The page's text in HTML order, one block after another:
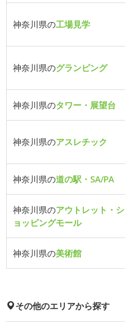
神奈川県の工場見学
神奈川県のグランピング
神奈川県のタワー・展望台
神奈川県のアスレチック
神奈川県の道の駅・SA/PA
神奈川県のアウトレット・シ
ョッピングモール
神奈川県の美術館
その他のエリアから探す